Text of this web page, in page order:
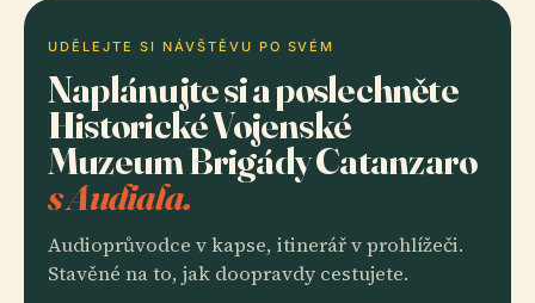
UDĚLEJTE SI NÁVŠTĚVU PO SVÉM
Naplánujte si a poslechněte
Historické Vojenské
Muzeum Brigády Catanzaro
s Audiala.
Audioprůvodce v kapse, itinerář v prohlížeči.
Stavěné na to, jak doopravdy cestujete.